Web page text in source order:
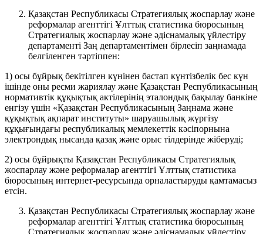
Қазақстан Республикасы Стратегиялық жоспарлау және
реформалар агенттігі Ұлттық статистика бюросының
Стратегиялық жоспарлау және әдіснамалық үйлестіру
департаменті Заң департаментімен бірлесіп заңнамада
белгіленген тәртіппен:
1) осы бұйрық бекітілген күнінен бастап күнтізбелік бес күн
ішінде оны ресми жариялау және Қазақстан Республикасының
нормативтік құқықтық актілерінің эталондық бақылау банкіне
енгізу үшін «Қазақстан Республикасының Заңнама және
құқықтық ақпарат институты» шаруашылық жүргізу
құқығындағы республикалық мемлекеттік кәсіпорнына
электрондық нысанда қазақ және орыс тілдерінде жіберуді;
2) осы бұйрықты Қазақстан Республикасы Стратегиялық
жоспарлау және реформалар агенттігі Ұлттық статистика
бюросының интернет-ресурсында орналастыруды қамтамасыз
етсін.
Қазақстан Республикасы Стратегиялық жоспарлау және
реформалар агенттігі Ұлттық статистика бюросының